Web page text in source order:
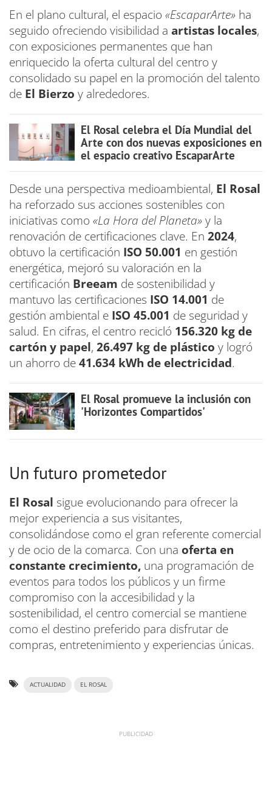
En el plano cultural, el espacio «EscaparArte» ha
seguido ofreciendo visibilidad a artistas locales,
con exposiciones permanentes que han
enriquecido la oferta cultural del centro y
consolidado su papel en la promoción del talento
de El Bierzo y alrededores.
El Rosal celebra el Día Mundial del
Arte con dos nuevas exposiciones en
el espacio creativo EscaparArte
Desde una perspectiva medioambiental, El Rosal
ha reforzado sus acciones sostenibles con
iniciativas como «La Hora del Planeta» y la
renovación de certificaciones clave. En 2024,
obtuvo la certificación ISO 50.001 en gestión
energética, mejoró su valoración en la
certificación Breeam de sostenibilidad y
mantuvo las certificaciones ISO 14.001 de
gestión ambiental e ISO 45.001 de seguridad y
salud. En cifras, el centro recicló 156.320 kg de
cartón y papel, 26.497 kg de plástico y logró
un ahorro de41.634 kWh de electricidad.
El Rosal promueve la inclusión con
'Horizontes Compartidos'
Un futuro prometedor
El Rosal sigue evolucionando para ofrecer la
mejor experiencia a sus visitantes,
consolidándose como el gran referente comercial
y de ocio de la comarca. Con una oferta en
constante crecimiento, una programación de
eventos para todos los públicos y un firme
compromiso con la accesibilidad y la
sostenibilidad, el centro comercial se mantiene
como el destino preferido para disfrutar de
compras, entretenimiento y experiencias únicas.
ACTUALIDAD EL ROSAL